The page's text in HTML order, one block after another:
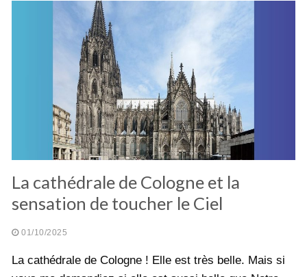
La cathédrale de Cologne et la
sensation de toucher le Ciel
01/10/2025
La cathédrale de Cologne ! Elle est très belle. Mais si